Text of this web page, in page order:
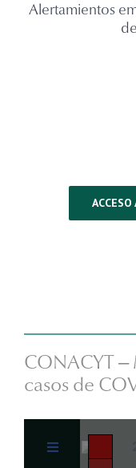
Alertamientos
CONACYT
casos de